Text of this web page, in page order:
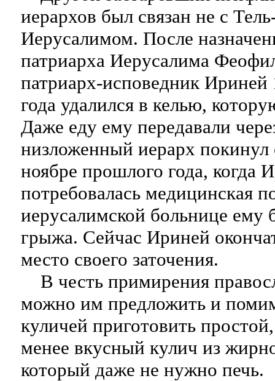
иерархов был связан не с
Иерусалимом. После
патриарха Иерусалима
патриарх-исповедник Ириней
года удалился в келью,
Даже еду ему передавали
низложенный иерарх
ноябре прошлого года, когда
потребовалась медицинская
иерусалимской больнице ему
грыжа. Сейчас Ириней
место своего заточения.
В честь примирения
можно им предложить и
куличей приготовить
менее вкусный кулич из
который даже не нужно печь.